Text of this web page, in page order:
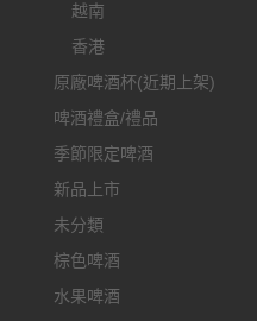
越南
香港
原廠啤酒杯(近期上架)
啤酒禮盒/禮品
季節限定啤酒
新品上市
未分類
棕色啤酒
水果啤酒